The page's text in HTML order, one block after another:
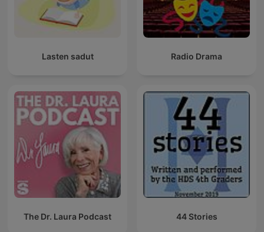
Lasten sadut Radio Drama
The Dr. Laura Podcast 44 Stories